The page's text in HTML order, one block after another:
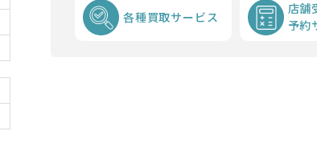
各種買取サービス
店舗
予約